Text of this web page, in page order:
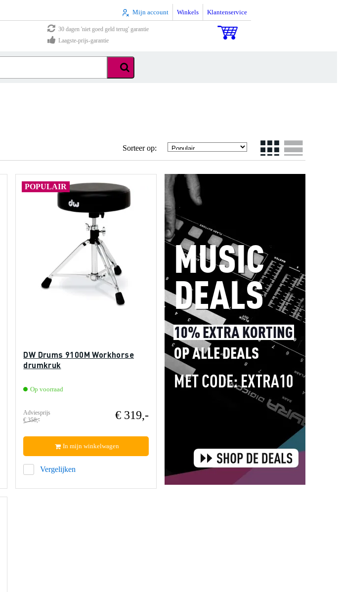
Mijn account Winkels Klantenservice
30 dagen 'niet goed geld terug' garantie
Laagste-prijs-garantie
Sorteer op:
POPULAIR
DW Drums 9100M Workhorse
drumkruk
Op voorraad
Adviesprijs
€ 358,-
€ 319,-
Vergelijken
In mijn winkelwagen